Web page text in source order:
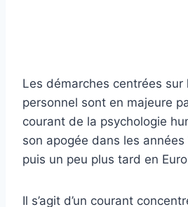
Les démarches centrées sur
personnel sont en majeure
courant de la psychologie
son apogée dans les
puis un peu plus tard en
Il s’agit d’un courant